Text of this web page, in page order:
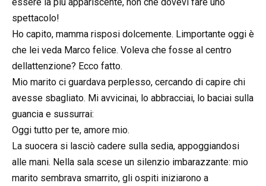
spettacolo!
Ho capito, mamma risposi dolcemente. Limportante oggi è
che lei veda Marco felice. Voleva che fosse al centro
dellattenzione? Ecco fatto.
Mio marito ci guardava perplesso, cercando di capire chi
avesse sbagliato. Mi avvicinai, lo abbracciai, lo baciai sulla
guancia e sussurrai:
Oggi tutto per te, amore mio.
La suocera si lasciò cadere sulla sedia, appoggiandosi
alle mani. Nella sala scese un silenzio imbarazzante: mio
marito sembrava smarrito, gli ospiti iniziarono a